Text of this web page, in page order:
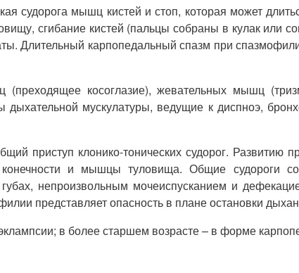
судорога мышц кистей и стоп, которая может
сгибание кистей (пальцы собраны в кулак или
Длительный карпопедальный спазм при
косоглазие), жевательных мышц
мускулатуры, ведущие к диспноэ,
приступ клонико-тонических судорог. Развитию
и мышцы туловища. Общие судороги
непроизвольным мочеиспусканием и
представляет опасность в плане остановки
в более старшем возрасте – в форме